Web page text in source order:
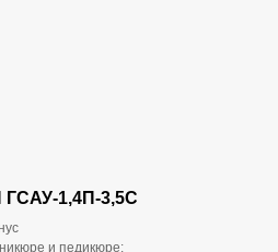
1,4П-3,5С
и педикюре: